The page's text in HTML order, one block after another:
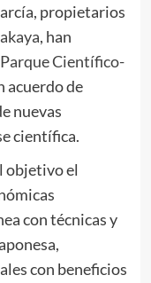
propietarios
, han
Parque Científico-
acuerdo de
nuevas
científica.
objetivo el
con técnicas y
con beneficios